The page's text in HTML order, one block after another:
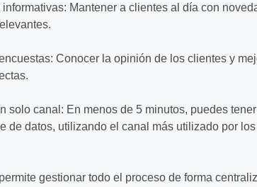
Mantener a clientes al día con
Conocer la opinión de los clientes y
solo canal: En menos de 5 minutos, puedes
de datos, utilizando el canal más utilizado por
permite gestionar todo el proceso de forma